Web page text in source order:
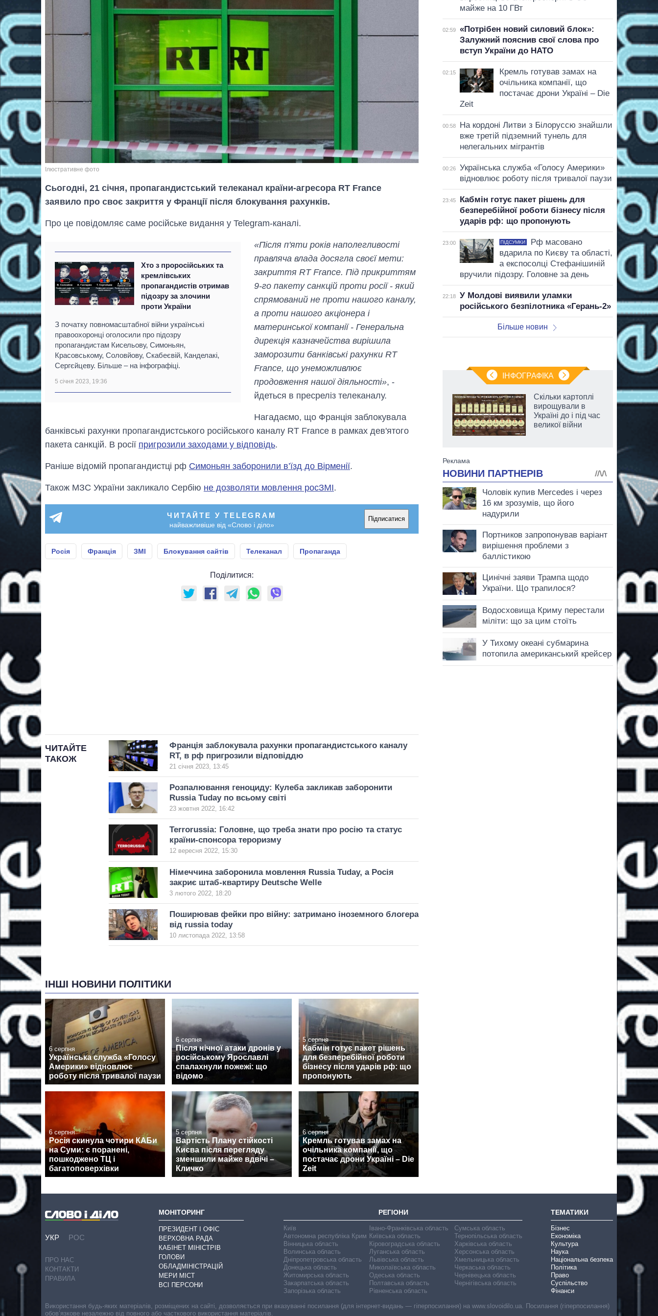
Ілюстративне фото
Сьогодні, 21 січня, пропагандистський телеканал країни-агресора RT France
заявило про своє закриття у Франції після блокування рахунків.
Про це повідомляє саме російське видання у Telegram-каналі.
Хто з проросійських та
кремлівських
пропагандистів отримав
підозру за злочини
проти України
З початку повномасштабної війни українські
правоохоронці оголосили про підозру
пропагандистам Кисельову, Симоньян,
Красовському, Соловйову, Скабеєвій, Канделакі,
Сергєйцеву. Більше – на інфографіці.
5 січня 2023, 19:36
«Після п'яти років наполегливості
правляча влада досягла своєї мети:
закриття RT France. Під прикриттям
9-го пакету санкцій проти росії - який
спрямований не проти нашого каналу,
а проти нашого акціонера і
материнської компанії - Генеральна
дирекція казначейства вирішила
заморозити банківські рахунки RT
France, що унеможливлює
продовження нашої діяльності», -
йдеться в пресреліз телеканалу.
Нагадаємо, що Франція заблокувала
банківські рахунки пропагандистського російського каналу RT France в рамках дев'ятого
пакета санкцій. В росії пригрозили заходами у відповідь.
Раніше відомій пропагандистці рф Симоньян заборонили в’їзд до Вірменії.
Також МЗС України закликало Сербію не дозволяти мовлення росЗМІ.
ЧИТАЙТЕ У TELEGRAM
найважливіше від «Слово і діло»
Підписатися
Росія Франція ЗМІ Блокування сайтів Телеканал Пропаганда
Поділитися:
ЧИТАЙТЕ
ТАКОЖ
Франція заблокувала рахунки пропагандистського каналу
RT, в рф пригрозили відповіддю
21 січня 2023, 13:45
Розпалювання геноциду: Кулеба закликав заборонити
Russia Tuday по всьому світі
23 жовтня 2022, 16:42
Terrorussia: Головне, що треба знати про росію та статус
країни-спонсора тероризму
12 вересня 2022, 15:30
Німеччина заборонила мовлення Russia Tuday, а Росія
закриє штаб-квартиру Deutsche Welle
3 лютого 2022, 18:20
Поширював фейки про війну: затримано іноземного блогера
від russia today
10 листопада 2022, 13:58
ІНШІ НОВИНИ ПОЛІТИКИ
6 серпня
Українська служба «Голосу
Америки» відновлює
роботу після тривалої паузи
6 серпня
Після нічної атаки дронів у
російському Ярославлі
спалахнули пожежі: що
відомо
5 серпня
Кабмін готує пакет рішень
для безперебійної роботи
бізнесу після ударів рф: що
пропонують
6 серпня
Росія скинула чотири КАБи
на Суми: є поранені,
пошкоджено ТЦ і
багатоповерхівки
5 серпня
Вартість Плану стійкості
Києва після перегляду
зменшили майже вдвічі –
Кличко
6 серпня
Кремль готував замах на
очільника компанії, що
постачає дрони Україні – Die
Zeit
майже на 10 ГВт
02:59
«Потрібен новий силовий блок»:
Залужний пояснив свої слова про
вступ України до НАТО
02:15
Кремль готував замах на
очільника компанії, що
постачає дрони Україні – Die
Zeit
00:58
На кордоні Литви з Білоруссю знайшли
вже третій підземний тунель для
нелегальних мігрантів
00:26
Українська служба «Голосу Америки»
відновлює роботу після тривалої паузи
23:45
Кабмін готує пакет рішень для
безперебійної роботи бізнесу після
ударів рф: що пропонують
23:00 ПІДСУМКИ
Рф масовано
вдарила по Києву та області,
а експосолці Стефанішиній
вручили підозру. Головне за день
22:18
У Молдові виявили уламки
російського безпілотника «Герань-2»
Більше новин
ІНФОГРАФІКА
Економіка ШІ-
коштують і
заробляють
OpenAI та
Скільки картоплі
вирощували в
Україні до і під час
великої війни
УКР РОС
ПРО НАС
КОНТАКТИ
ПРАВИЛА
МОНІТОРИНГ
ПРЕЗИДЕНТ І ОФІС
ВЕРХОВНА РАДА
КАБІНЕТ МІНІСТРІВ
ГОЛОВИ
ОБЛАДМІНІСТРАЦІЙ
МЕРИ МІСТ
ВСІ ПЕРСОНИ
РЕГІОНИ
Київ
Автономна республіка Крим
Вінницька область
Волинська область
Дніпропетровська область
Донецька область
Житомирська область
Закарпатська область
Запорізька область
Івано-Франківська область
Київська область
Кіровоградська область
Луганська область
Львівська область
Миколаївська область
Одеська область
Полтавська область
Рівненська область
Сумська область
Тернопільська область
Харківська область
Херсонська область
Хмельницька область
Черкаська область
Чернівецька область
Чернігівська область
ТЕМАТИКИ
Бізнес
Економіка
Культура
Наука
Національна безпека
Політика
Право
Суспільство
Фінанси
Використання будь-яких матеріалів, розміщених на сайті, дозволяється при вказуванні посилання (для інтернет-видань — гіперпосилання) на www.slovoidilo.ua. Посилання (гіперпосилання)
обов’язкове незалежно від повного або часткового використання матеріалів.